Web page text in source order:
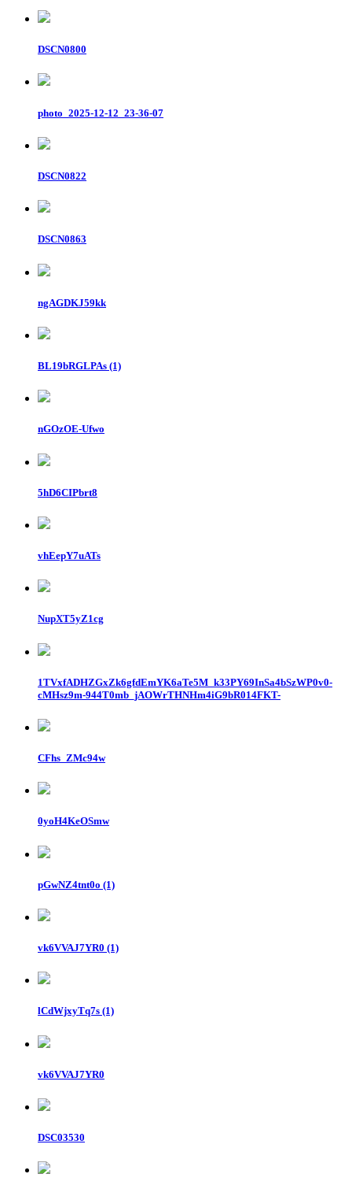
DSCN0800
photo_2025-12-12_23-36-07
DSCN0822
DSCN0863
ngAGDKJ59kk
BL19bRGLPAs (1)
nGOzOE-Ufwo
5hD6CIPbrt8
vhEepY7uATs
NupXT5yZ1cg
1TVxfADHZGxZk6gfdEmYK6aTe5M_k33PY69InSa4bSzWP0v0-
cMHsz9m-944T0mb_jAOWrTHNHm4iG9bR014FKT-
CFhs_ZMc94w
0yoH4KeOSmw
pGwNZ4tnt0o (1)
vk6VVAJ7YR0 (1)
lCdWjxyTq7s (1)
vk6VVAJ7YR0
DSC03530